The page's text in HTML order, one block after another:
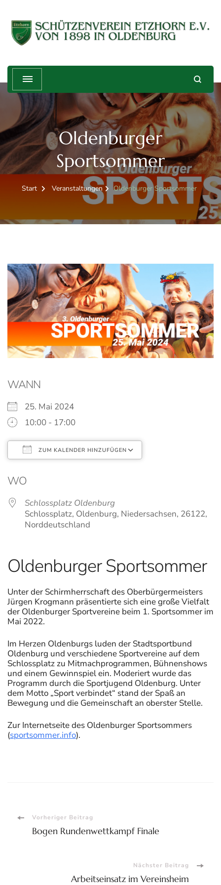
Schützenverein Etzhorn e.V. von
1898
Treffender geht's nicht!
Oldenburger
Sportsommer
Start Veranstaltungen Oldenburger Sportsommer
WANN
25. Mai 2024
10:00 - 17:00
ZUM KALENDER HINZUFÜGEN
WO
Schlossplatz Oldenburg
Schlossplatz, Oldenburg, Niedersachsen, 26122,
Norddeutschland
Oldenburger Sportsommer
Unter der Schirmherrschaft des Oberbürgermeisters
Jürgen Krogmann präsentierte sich eine große Vielfalt
der Oldenburger Sportvereine beim 1. Sportsommer im
Mai 2022.
Im Herzen Oldenburgs luden der Stadtsportbund
Oldenburg und verschiedene Sportvereine auf dem
Schlossplatz zu Mitmachprogrammen, Bühnenshows
und einem Gewinnspiel ein. Moderiert wurde das
Programm durch die Sportjugend Oldenburg. Unter
dem Motto „Sport verbindet“ stand der Spaß an
Bewegung und die Gemeinschaft an oberster Stelle.
Zur Internetseite des Oldenburger Sportsommers
(sportsommer.info).
Beitragsnavigation
Vorheriger Beitrag
Bogen Rundenwettkampf Finale
Nächster Beitrag
Arbeitseinsatz im Vereinsheim